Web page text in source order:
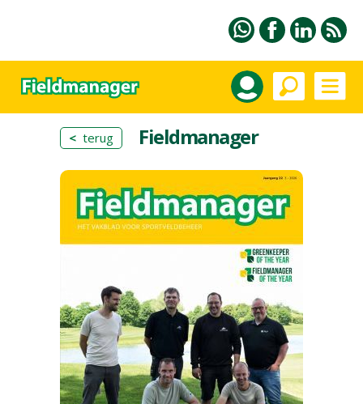
< terug Fieldmanager